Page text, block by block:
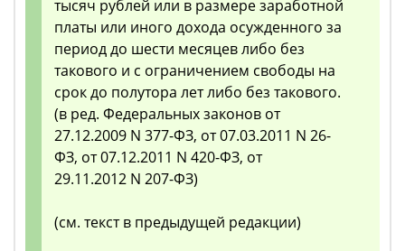
тысяч рублей или в размере заработной
платы или иного дохода осужденного за
период до шести месяцев либо без
такового и с ограничением свободы на
срок до полутора лет либо без такового.
(в ред. Федеральных законов от
27.12.2009 N 377-ФЗ, от 07.03.2011 N 26-
ФЗ, от 07.12.2011 N 420-ФЗ, от
29.11.2012 N 207-ФЗ)
(см. текст в предыдущей редакции)